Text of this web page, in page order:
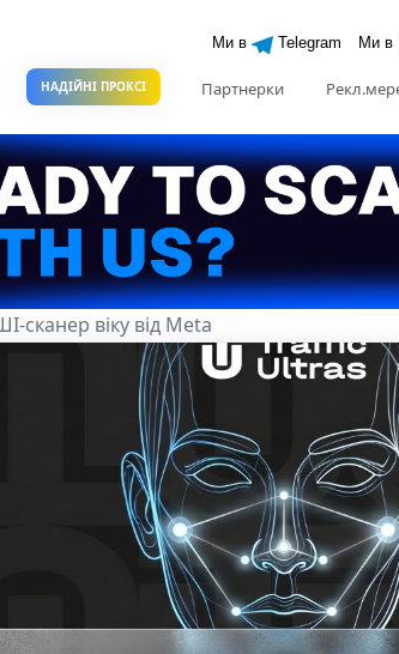
Ми в Telegram Ми в
НАДІЙНІ ПРОКСІ Партнерки
сканер віку від Meta